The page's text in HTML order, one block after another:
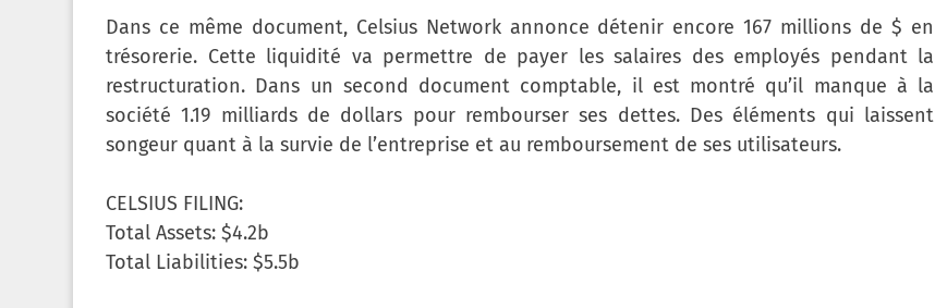
Dans ce même document, Celsius Network annonce détenir encore 167 millions de $ en
trésorerie. Cette liquidité va permettre de payer les salaires des employés pendant la
restructuration. Dans un second document comptable, il est montré qu’il manque à la
société 1.19 milliards de dollars pour rembourser ses dettes. Des éléments qui laissent
songeur quant à la survie de l’entreprise et au remboursement de ses utilisateurs.
CELSIUS FILING:
Total Assets: $4.2b
Total Liabilities: $5.5b